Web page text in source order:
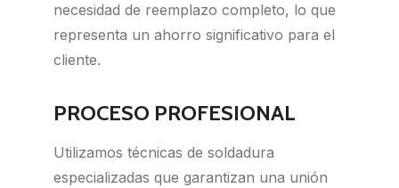
necesidad de reemplazo completo, lo que
representa un ahorro significativo para el
cliente.
PROCESO PROFESIONAL
Utilizamos técnicas de soldadura
especializadas que garantizan una unión